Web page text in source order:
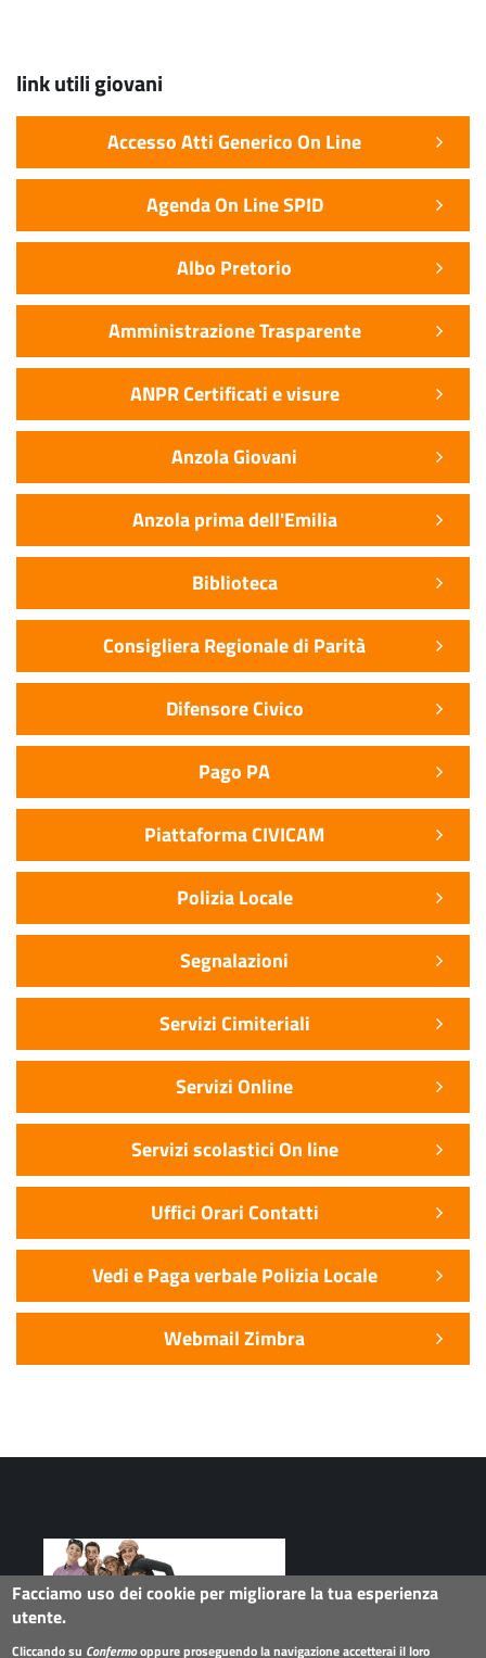
link utili giovani
Accesso Atti Generico On Line
Agenda On Line SPID
Albo Pretorio
Amministrazione Trasparente
ANPR Certificati e visure
Anzola Giovani
Anzola prima dell'Emilia
Biblioteca
Consigliera Regionale di Parità
Difensore Civico
Pago PA
Piattaforma CIVICAM
Polizia Locale
Segnalazioni
Servizi Cimiteriali
Servizi Online
Servizi scolastici On line
Uffici Orari Contatti
Vedi e Paga verbale Polizia Locale
Webmail Zimbra
Facciamo uso dei cookie per migliorare la tua esperienza
utente.
Cliccando su Confermooppure proseguendo la navigazione accetterai il loro